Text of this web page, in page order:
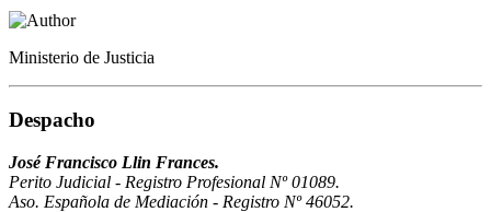
Ministerio de Justicia
Despacho
José Francisco Llin Frances.
Perito Judicial - Registro Profesional Nº 01089.
Aso. Española de Mediación - Registro Nº 46052.